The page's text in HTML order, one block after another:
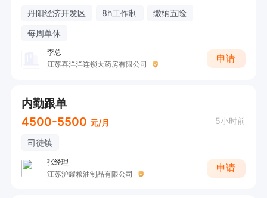
丹阳经济开发区 8h工作制
缴纳五险
每周单休
李总
江苏喜洋洋连锁大药房有限公司
申请
内勤跟单
4500-5500 元/月 5小时前
司徒镇
张经理
江苏沪耀粮油制品有限公司
申请